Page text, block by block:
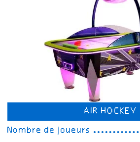
AIR HOCKEY
Nombre de joueurs